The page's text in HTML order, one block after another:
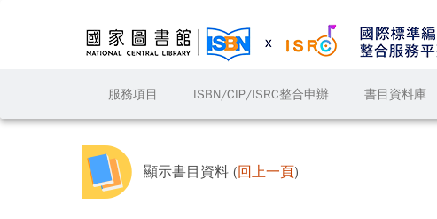
服務項目 ISBN/CIP/ISRC整合申辦 書目資料庫
顯示書目資料 (回上一頁)